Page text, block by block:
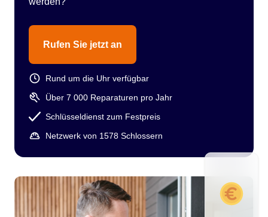
Rufen Sie jetzt an
Rund um die Uhr verfügbar
Über 7 000 Reparaturen pro Jahr
Schlüsseldienst zum Festpreis
Netzwerk von 1578 Schlossern